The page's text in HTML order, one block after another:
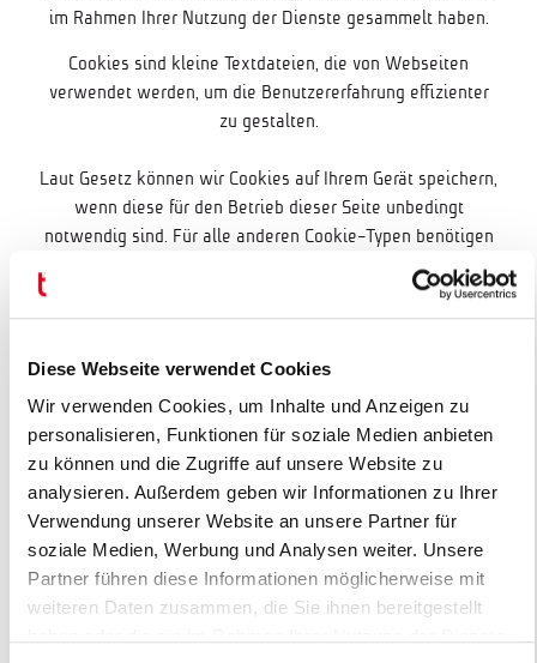
Diese Webseite verwendet Cookies
Wir verwenden Cookies, um Inhalte und Anzeigen zu
personalisieren, Funktionen für soziale Medien anbieten
zu können und die Zugriffe auf unsere Website zu
analysieren. Außerdem geben wir Informationen zu Ihrer
Verwendung unserer Website an unsere Partner für
soziale Medien, Werbung und Analysen weiter. Unsere
Partner führen diese Informationen möglicherweise mit
weiteren Daten zusammen, die Sie ihnen bereitgestellt
im Rahmen Ihrer Nutzung der Dienste gesammelt haben.
Cookies sind kleine Textdateien, die von Webseiten
verwendet werden, um die Benutzererfahrung effizienter
zu gestalten.
Laut Gesetz können wir Cookies auf Ihrem Gerät speichern,
wenn diese für den Betrieb dieser Seite unbedingt
notwendig sind. Für alle anderen Cookie-Typen benötigen
Diese Seite verwendet unterschiedliche Cookie-Typen.
unseren Seiten erscheinen.
Sie können Ihre Einwilligung jederzeit von der Cookie-
Erklärung auf unserer Website ändern oder widerrufen.
Erfahren Sie in unserer Datenschutzrichtlinie mehr darüber,
wer wir sind, wie Sie uns kontaktieren können und wie wir
personenbezogene Daten verarbeiten.